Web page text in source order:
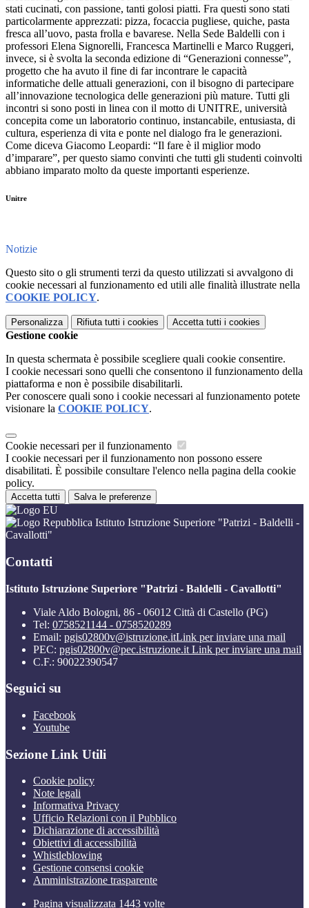
stati cucinati, con passione, tanti golosi piatti. Fra questi sono stati
particolarmente apprezzati: pizza, focaccia pugliese, quiche, pasta
fresca all’uovo, pasta frolla e bavarese. Nella Sede Baldelli con i
professori Elena Signorelli, Francesca Martinelli e Marco Ruggeri,
invece, si è svolta la seconda edizione di “Generazioni connesse”,
progetto che ha avuto il fine di far incontrare le capacità
informatiche delle attuali generazioni, con il bisogno di partecipare
all’innovazione tecnologica delle generazioni più mature. Tutti gli
incontri si sono posti in linea con il motto di UNITRE, università
concepita come un laboratorio continuo, instancabile, entusiasta, di
cultura, esperienza di vita e ponte nel dialogo fra le generazioni.
Come diceva Giacomo Leopardi: “Il fare è il miglior modo
d’imparare”, per questo siamo convinti che tutti gli studenti coinvolti
abbiano imparato molto da queste importanti esperienze.
Unitre
Notizie
Questo sito o gli strumenti terzi da questo utilizzati si avvalgono di
cookie necessari al funzionamento ed utili alle finalità illustrate nella
COOKIE POLICY.
Personalizza Rifiuta tutti i cookies Accetta tutti i cookies
Gestione cookie
In questa schermata è possibile scegliere quali cookie consentire.
I cookie necessari sono quelli che consentono il funzionamento della
piattaforma e non è possibile disabilitarli.
Per conoscere quali sono i cookie necessari al funzionamento potete
visionare la COOKIE POLICY.
Cookie necessari per il funzionamento
I cookie necessari per il funzionamento non possono essere
disabilitati. È possibile consultare l'elenco nella pagina della cookie
policy.
Accetta tutti Salva le preferenze
Istituto Istruzione Superiore "Patrizi - Baldelli -
Cavallotti"
Contatti
Istituto Istruzione Superiore "Patrizi - Baldelli - Cavallotti"
Viale Aldo Bologni, 86 - 06012 Città di Castello (PG)
Tel: 0758521144 - 0758520289
Email: pgis02800v@istruzione.itLink per inviare una mail
PEC: pgis02800v@pec.istruzione.it Link per inviare una mail
C.F.: 90022390547
Seguici su
Facebook
Youtube
Sezione Link Utili
Cookie policy
Note legali
Informativa Privacy
Ufficio Relazioni con il Pubblico
Dichiarazione di accessibilità
Obiettivi di accessibilità
Whistleblowing
Gestione consensi cookie
Amministrazione trasparente
Pagina visualizzata 1443 volte